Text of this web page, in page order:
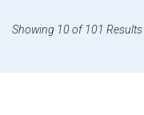
Showing 10 of 101 Results